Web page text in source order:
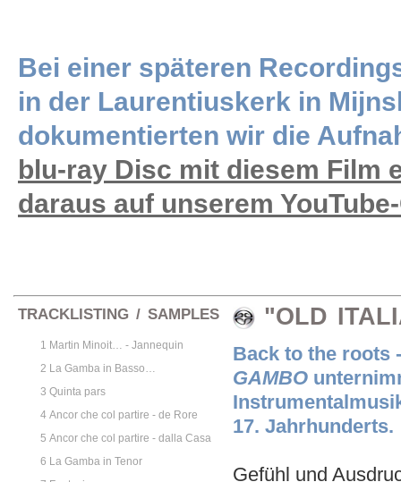
Bei einer späteren
in der Laurentiuskerk in
dokumentierten wir die
blu-ray Disc mit diesem Film
daraus auf unserem
TRACKLISTING / SAMPLES
1 Martin Minoit… - Jannequin
2 La Gamba in Basso…
3 Quinta pars
4 Ancor che col partire - de Rore
5 Ancor che col partire - dalla Casa
6 La Gamba in Tenor
"OLD
Back to the roots
GAMBO
17. Jahrhunderts.
Gefühl und